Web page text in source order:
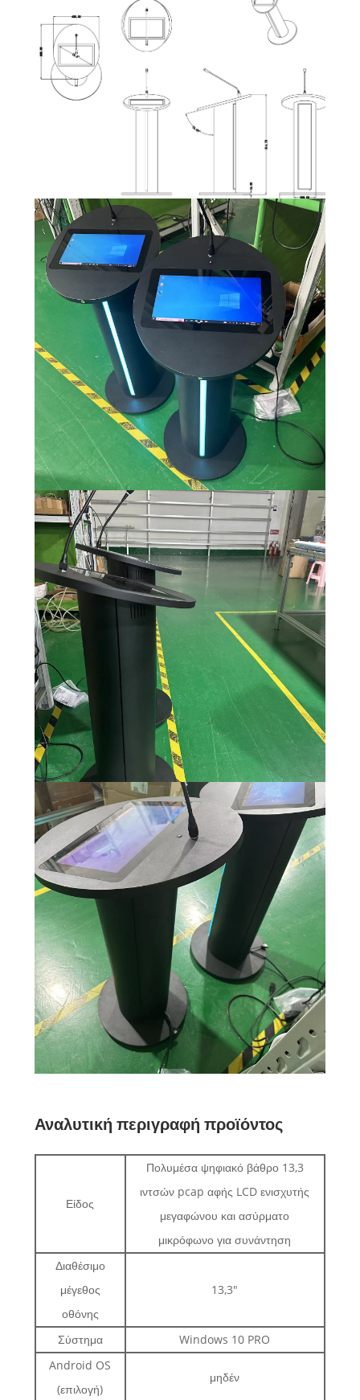
Αναλυτική περιγραφή προϊόντος
Είδος
Πολυμέσα ψηφιακό βάθρο 13,3
ιντσών pcap αφής LCD ενισχυτής
μεγαφώνου και ασύρματο
μικρόφωνο για συνάντηση
Διαθέσιμο
μέγεθος
οθόνης
13,3"
Σύστημα
Windows 10 PRO
Android OS
(επιλογή)
μηδέν